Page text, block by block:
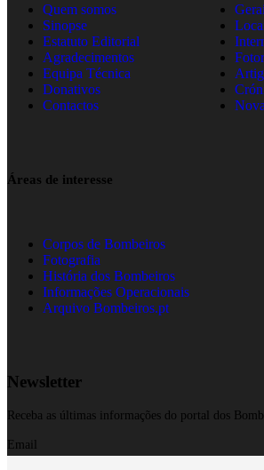
Quem somos
Sinopse
Estatuto Editorial
Agradecimentos
Equipa Técnica
Donativos
Contactos
Áreas de interesse
Corpos de Bombeiros
Fotografia
História dos Bombeiros
Informações Operacionais
Arquivo Bombeiros.pt
Newsletter
Receba as últimas informações do portal dos
Email